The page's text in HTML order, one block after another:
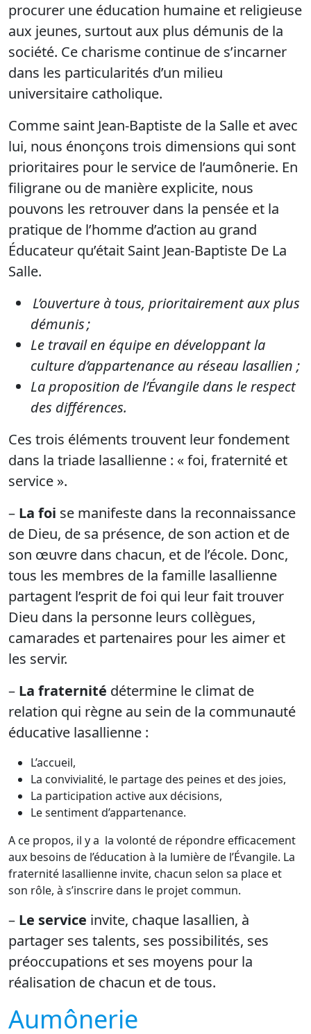
procurer une éducation humaine et religieuse
aux jeunes, surtout aux plus démunis de la
société. Ce charisme continue de s’incarner
dans les particularités d’un milieu
universitaire catholique.
Comme saint Jean-Baptiste de la Salle et avec
lui, nous énonçons trois dimensions qui sont
prioritaires pour le service de l’aumônerie. En
filigrane ou de manière explicite, nous
pouvons les retrouver dans la pensée et la
pratique de l’homme d’action au grand
Éducateur qu’était Saint Jean-Baptiste De La
Salle.
L’ouverture à tous, prioritairement aux plus
démunis ;
Le travail en équipe en développant la
culture d’appartenance au réseau lasallien ;
La proposition de l’Évangile dans le respect
des différences.
Ces trois éléments trouvent leur fondement
dans la triade lasallienne : « foi, fraternité et
service ».
– La foi se manifeste dans la reconnaissance
de Dieu, de sa présence, de son action et de
son œuvre dans chacun, et de l’école. Donc,
tous les membres de la famille lasallienne
partagent l’esprit de foi qui leur fait trouver
Dieu dans la personne leurs collègues,
camarades et partenaires pour les aimer et
les servir.
– La fraternité détermine le climat de
relation qui règne au sein de la communauté
éducative lasallienne :
L’accueil,
La convivialité, le partage des peines et des joies,
La participation active aux décisions,
Le sentiment d’appartenance.
A ce propos, il y a la volonté de répondre efficacement
aux besoins de l’éducation à la lumière de l’Évangile. La
fraternité lasallienne invite, chacun selon sa place et
son rôle, à s’inscrire dans le projet commun.
– Le service invite, chaque lasallien, à
partager ses talents, ses possibilités, ses
préoccupations et ses moyens pour la
réalisation de chacun et de tous.
Aumônerie